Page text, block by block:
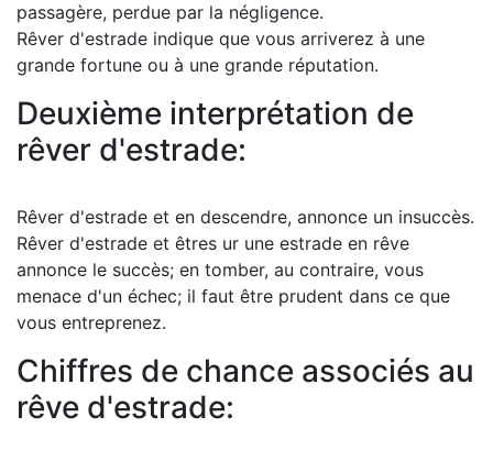
passagère, perdue par la négligence.
Rêver d'estrade indique que vous arriverez à une
grande fortune ou à une grande réputation.
Deuxième interprétation de
rêver d'estrade:
Rêver d'estrade et en descendre, annonce un insuccès.
Rêver d'estrade et êtres ur une estrade en rêve
annonce le succès; en tomber, au contraire, vous
menace d'un échec; il faut être prudent dans ce que
vous entreprenez.
Chiffres de chance associés au
rêve d'estrade: